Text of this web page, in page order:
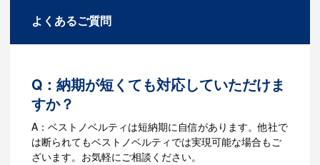
よくあるご質問
Q：納期が短くても対応していただけま
すか？
A：ベストノベルティは短納期に自信があります。他社で
は断られてもベストノベルティでは実現可能な場合もご
ざいます。お気軽にご相談ください。